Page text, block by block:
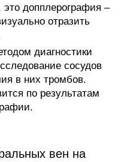
допплерография –
отразить
диагностики
сосудов
в них тромбов.
по результатам
вен на